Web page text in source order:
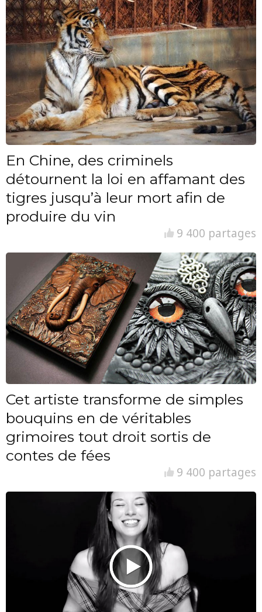
En Chine, des criminels
détournent la loi en affamant des
tigres jusqu’à leur mort afin de
produire du vin
9 400 partages
Cet artiste transforme de simples
bouquins en de véritables
grimoires tout droit sortis de
contes de fées
9 400 partages